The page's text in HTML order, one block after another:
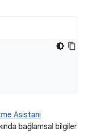
Asistanı
bağlamsal bilgiler